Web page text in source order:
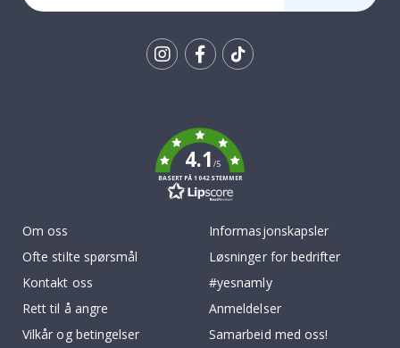
4.1/5
BASERT PÅ 1042 STEMMER
Om oss
Ofte stilte spørsmål
Kontakt oss
Rett til å angre
Vilkår og betingelser
Informasjonskapsler
Løsninger for bedrifter
#yesnamly
Anmeldelser
Samarbeid med oss!